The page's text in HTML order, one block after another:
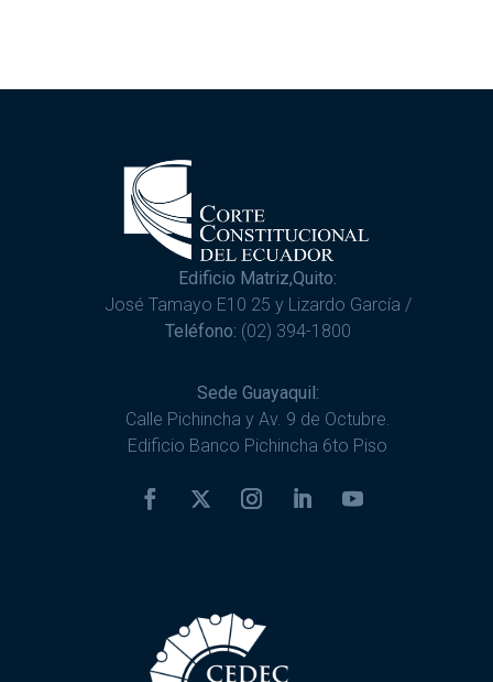
Edificio Matriz,Quito:
José Tamayo E10 25 y Lizardo García /
Teléfono: (02) 394-1800
Sede Guayaquil:
Calle Pichincha y Av. 9 de Octubre.
Edificio Banco Pichincha 6to Piso